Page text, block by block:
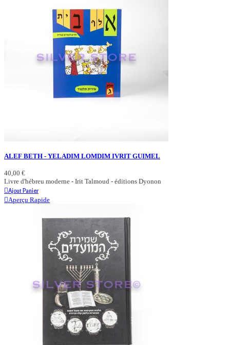
ALEF BETH - YELADIM LOMDIM IVRIT GUIMEL
40,00 €
Livre d'hébreu moderne - Irit Talmoud - éditions Dyonon
Ajout Panier
Aperçu Rapide